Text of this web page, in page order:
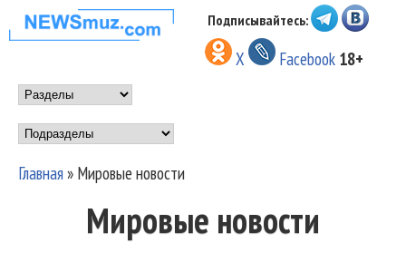
Перейти к основному
содержанию
НОВОСТИ
МУЗЫКИ И
ШОУ БИЗНЕСА
NEWSMUZ.COM
Подписывайтесь:
X Facebook 18+
Main menu
Подразделы
Вы здесь
Главная» Мировые новости
Мировые новости